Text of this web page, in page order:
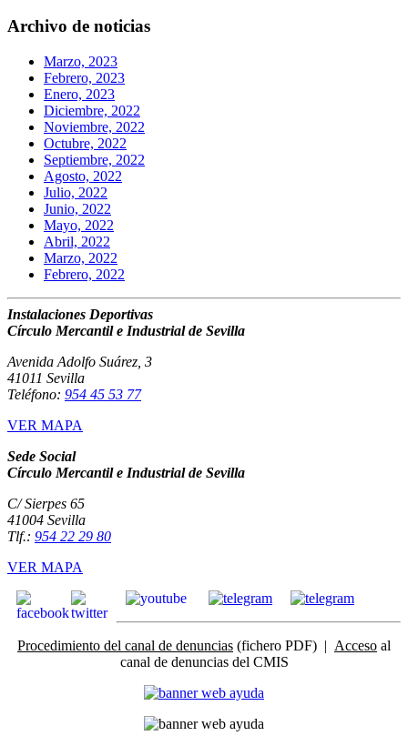
Archivo de noticias
Marzo, 2023
Febrero, 2023
Enero, 2023
Diciembre, 2022
Noviembre, 2022
Octubre, 2022
Septiembre, 2022
Agosto, 2022
Julio, 2022
Junio, 2022
Mayo, 2022
Abril, 2022
Marzo, 2022
Febrero, 2022
Instalaciones Deportivas
Círculo Mercantil e Industrial de Sevilla
Avenida Adolfo Suárez, 3
41011 Sevilla
Teléfono: 954 45 53 77
VER MAPA
Sede Social
Círculo Mercantil e Industrial de Sevilla
C/ Sierpes 65
41004 Sevilla
Tlf.: 954 22 29 80
VER MAPA
Procedimiento del canal de denuncias (fichero PDF) | Acceso al
canal de denuncias del CMIS